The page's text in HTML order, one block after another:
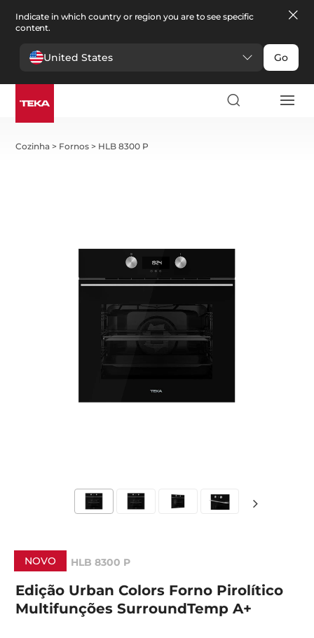
Indicate in which country or region you are to see specific
content.
United States Go
Cozinha > Fornos > HLB 8300 P
NOVO HLB 8300 P
Edição Urban Colors Forno Pirolítico
Multifunções SurroundTemp A+